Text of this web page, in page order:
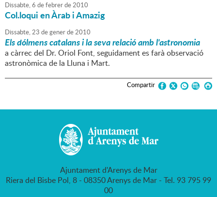
Dissabte,6 defebrerde2010
Col.loqui en Àrab i Amazig
Dissabte,23 degenerde2010
Els dólmens catalans i la seva relació amb l'astronomia
a càrrec del Dr. Oriol Font, seguidament es farà observació
astronòmica de la Lluna i Mart.
Compartir
Ajuntament d'Arenys de Mar
Riera del Bisbe Pol, 8 - 08350 Arenys de Mar - Tel. 93 795 99
00